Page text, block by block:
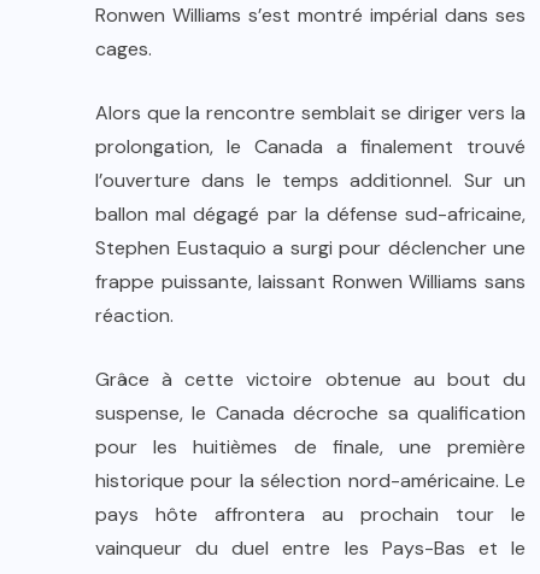
Ronwen Williams s’est montré impérial dans ses
cages.
Alors que la rencontre semblait se diriger vers la
prolongation, le Canada a finalement trouvé
l’ouverture dans le temps additionnel. Sur un
ballon mal dégagé par la défense sud-africaine,
Stephen Eustaquio a surgi pour déclencher une
frappe puissante, laissant Ronwen Williams sans
réaction.
Grâce à cette victoire obtenue au bout du
suspense, le Canada décroche sa qualification
pour les huitièmes de finale, une première
historique pour la sélection nord-américaine. Le
pays hôte affrontera au prochain tour le
vainqueur du duel entre les Pays-Bas et le